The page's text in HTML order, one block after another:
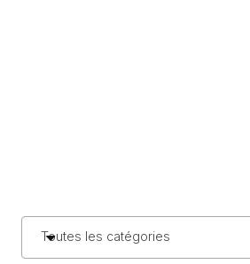
Toutes les catégories